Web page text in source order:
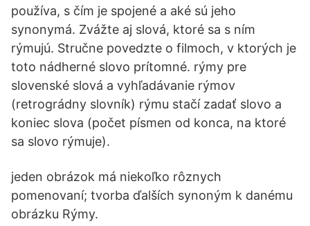
používa, s čím je spojené a aké sú jeho
synonymá. Zvážte aj slová, ktoré sa s ním
rýmujú. Stručne povedzte o filmoch, v ktorých je
toto nádherné slovo prítomné. rýmy pre
slovenské slová a vyhľadávanie rýmov
(retrográdny slovník) rýmu stačí zadať slovo a
koniec slova (počet písmen od konca, na ktoré
sa slovo rýmuje).
jeden obrázok má niekoľko rôznych
pomenovaní; tvorba ďalších synoným k danému
obrázku Rýmy.